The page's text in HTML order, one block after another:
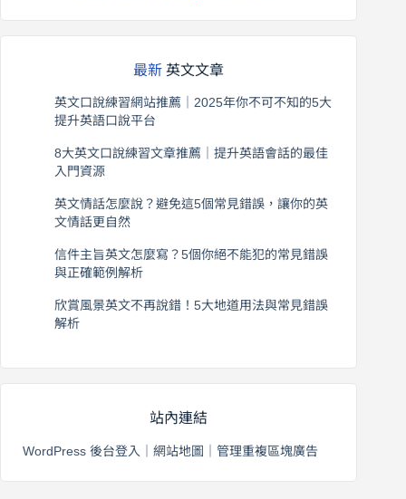
最新 英文文章
英文口說練習網站推薦｜2025年你不可不知的5大
提升英語口說平台
8大英文口說練習文章推薦｜提升英語會話的最佳
入門資源
英文情話怎麼說？避免這5個常見錯誤，讓你的英
文情話更自然
信件主旨英文怎麼寫？5個你絕不能犯的常見錯誤
與正確範例解析
欣賞風景英文不再說錯！5大地道用法與常見錯誤
解析
站內連結
WordPress 後台登入 網站地圖 管理重複區塊廣告